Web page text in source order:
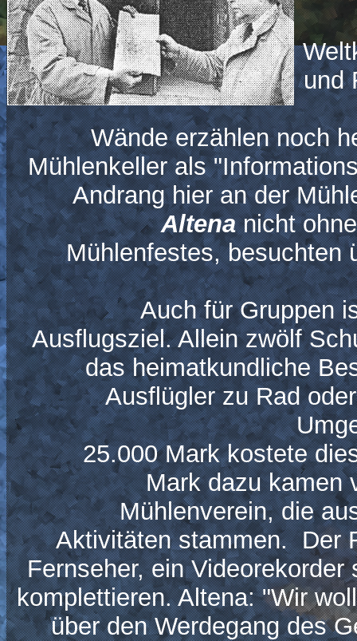
und
Wände erzählen noch
Mühlenkeller als
Andrang hier an der
Altenanicht
Mühlenfestes, besuchten
Auch für Gruppen
Ausflugsziel. Allein zwölf
das heimatkundliche
Ausflügler zu Rad
25.000 Mark kostete
Mark dazu kamen
Mühlenverein, die
Aktivitäten stammen. Der
Fernseher, ein
komplettieren. Altena: "Wir
über den Werdegang des